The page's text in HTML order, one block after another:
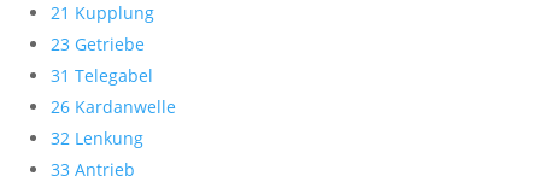
21 Kupplung
23 Getriebe
31 Telegabel
26 Kardanwelle
32 Lenkung
33 Antrieb